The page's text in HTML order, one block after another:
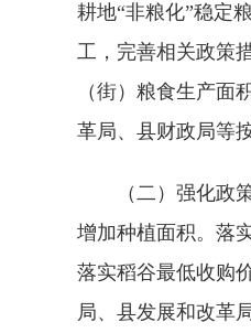
耕地“非粮化”稳定
工，完善相关政策
（街）粮食生产
革局、县财政局等
（二）强化政策
增加种植面积。落
落实稻谷最低收购
局、县发展和改革